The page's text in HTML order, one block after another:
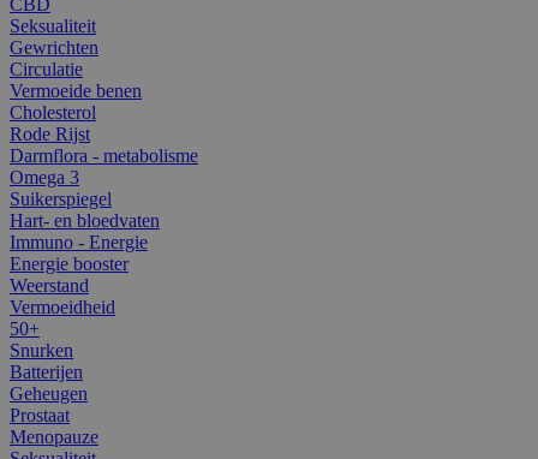
Seksualiteit
Gewrichten
Circulatie
Vermoeide benen
Cholesterol
Rode Rijst
Darmflora - metabolisme
Omega 3
Suikerspiegel
Hart- en bloedvaten
Immuno - Energie
Energie booster
Weerstand
Vermoeidheid
50+
Snurken
Batterijen
Geheugen
Prostaat
Menopauze